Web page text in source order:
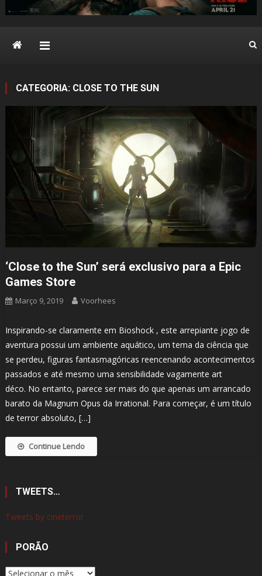
CATEGORIA: CLOSE TO THE SUN
‘Close to the Sun’ será exclusivo para a Epic
Games Store
Março 9, 2019 Voorhees
Inspirando-se claramente em Bioshock , este arrepiante jogo de
aventura possui um ambiente aquático, um tema da ciência que
se perdeu, figuras fantasmagóricas reencenando acontecimentos
passados ​​e até mesmo uma sensibilidade vagamente art
déco. No entanto, parece ser mais do que apenas um arrancado
barato da Magnum Opus da Irrational. Para começar, é um título
de terror absoluto, […]
Continue Lendo
TWEETS…
Tweets by cineterror
PORÃO
Porão